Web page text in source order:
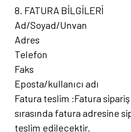
8. FATURA BİLGİLERİ
Ad/Soyad/Unvan
Adres
Telefon
Faks
Eposta/kullanıcı adı
Fatura teslim :Fatura
sırasında fatura adresine
teslim edilecektir.